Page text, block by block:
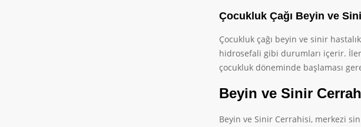
Çocukluk Çağı Beyin ve
Çocukluk çağı beyin ve sinir
hidrosefali gibi durumları içerir.
çocukluk döneminde başlaması
Beyin ve Sinir
Beyin ve Sinir Cerrahisi, merkezi